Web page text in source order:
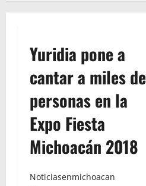
Yuridia pone a
cantar a miles de
personas en la
Expo Fiesta
Michoacán 2018
Noticiasenmichoacan